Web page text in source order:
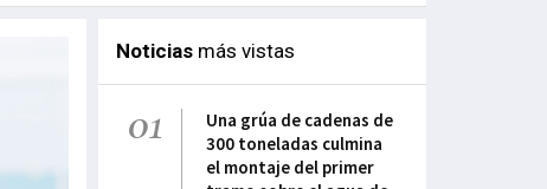
Noticiasmás vistas
01
Una grúa de cadenas de
300 toneladas culmina
el montaje del primer